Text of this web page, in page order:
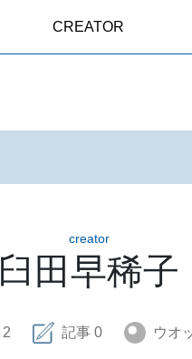
CREATOR
creator
臼田早稀子
2 記事 0 ウオ